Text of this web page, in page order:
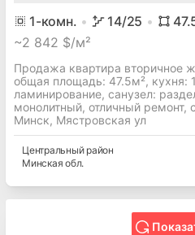
1-комн. 14/25
~2 842 $/м²
Продажа квартира вторичное
общая площадь: 47.5м², кухня:
ламинирование, cанузел:
монолитный, отличный ремонт,
Минск, Мястровская ул
Центральныйрайон
Минская обл.